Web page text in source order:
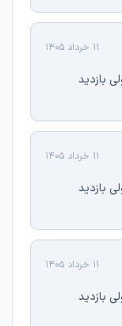
11 خرداد 1405
بازدید
11 خرداد 1405
بازدید
11 خرداد 1405
بازدید